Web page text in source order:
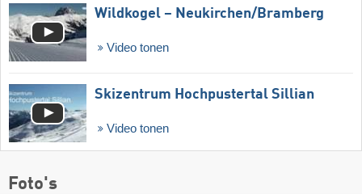
Wildkogel – Neukirchen/​Bramberg
Video tonen
Skizentrum Hochpustertal Sillian
Video tonen
Foto's